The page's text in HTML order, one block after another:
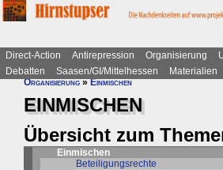
Direct-Action Antirepression Organisierung
Debatten
Saasen/GI/Mittelhessen Materialien
Organisierung»Einmischen
EINMISCHEN
Übersicht zum
Einmischen
Beteiligungsrechte